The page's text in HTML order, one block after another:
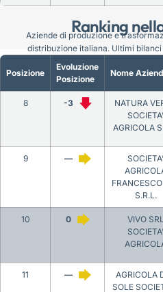
Ranking
Posizione
Evoluzione
Posizione
Nome
8 -3
NATURA
SOCIETA’
AGRICOLA
9 —
SOCIETA’
S.R.L.
10 0
VIVO SRL
SOCIETA’
11 —
AGRICOLA
SOLE
Aziende di produzione e
distribuzione italiana. Ultimi